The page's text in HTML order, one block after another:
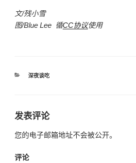
文/残小雪
图/Blue Lee 循CC协议使用
分
深夜谈吃
发表评论
您的电子邮箱地址不会被公开。
评论